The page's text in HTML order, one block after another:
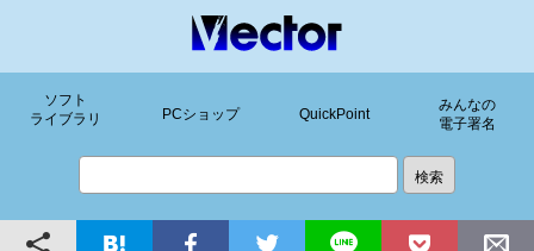
ソフト
ライブラリ
PCショップ QuickPoint
みんなの
電子署名